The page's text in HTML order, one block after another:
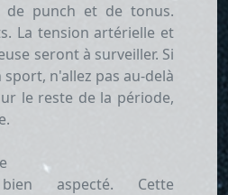
de punch et de tonus.
La tension artérielle et
seront à surveiller. Si
n'allez pas au-delà
le reste de la période,
aspecté. Cette